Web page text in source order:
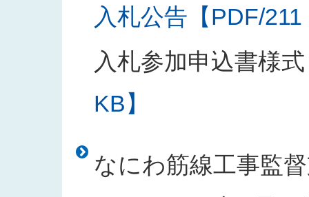
入札公告【PDF/
入札参加申込書様式
KB】
なにわ筋線工事監